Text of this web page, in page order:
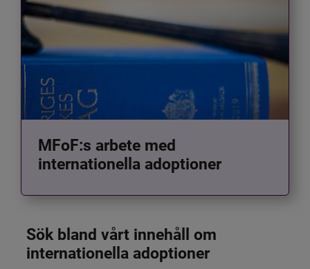
MFoF:s arbete med
internationella adoptioner
Sök bland vårt innehåll om
internationella adoptioner